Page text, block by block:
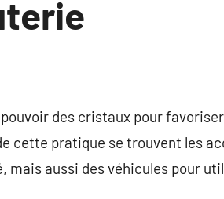
des cristaux pour favoriser
cette pratique se trouvent les
mais aussi des véhicules pour